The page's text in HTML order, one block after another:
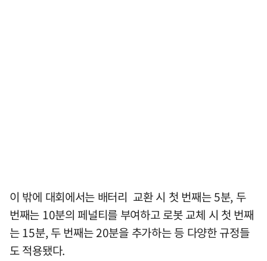
이 밖에 대회에서는 배터리 교환 시 첫 번째는 5분, 두
번째는 10분의 페널티를 부여하고 로봇 교체 시 첫 번째
는 15분, 두 번째는 20분을 추가하는 등 다양한 규정들
도 적용됐다.